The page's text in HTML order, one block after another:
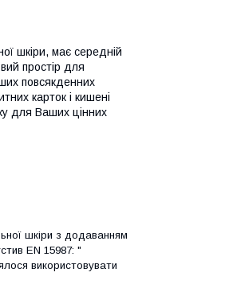
шкіри, має середній
простір для
повсякденних
карток і кишені
для Ваших цінних
шкіри з додаванням
EN 15987: "
використовувати